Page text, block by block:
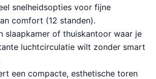
snelheidsopties voor fijne
comfort (12 standen).
slaapkamer of thuiskantoor waar je
luchtcirculatie wilt zonder smart
een compacte, esthetische toren